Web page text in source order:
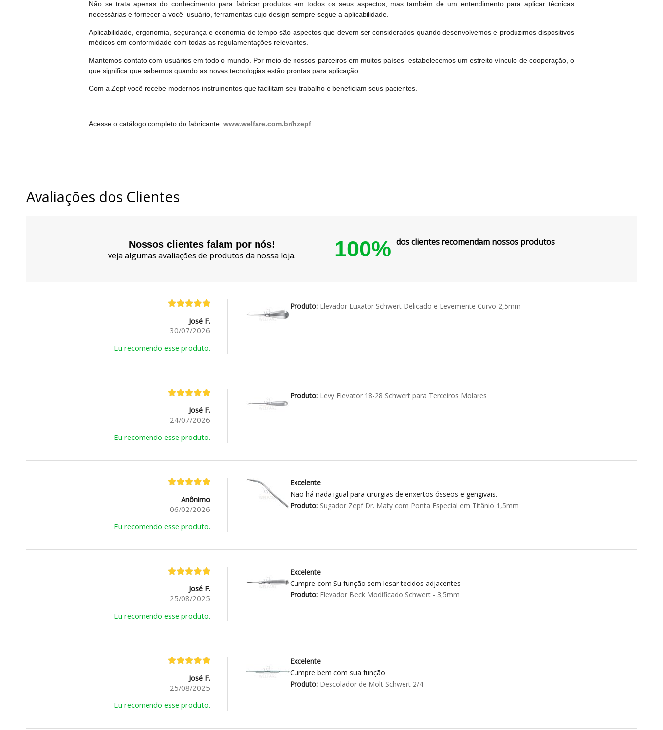
Não se trata apenas do conhecimento para fabricar produtos em todos os seus aspectos, mas também de um entendimento para aplicar técnicas
necessárias e fornecer a você, usuário, ferramentas cujo design sempre segue a aplicabilidade.
Aplicabilidade, ergonomia, segurança e economia de tempo são aspectos que devem ser considerados quando desenvolvemos e produzimos dispositivos
médicos em conformidade com todas as regulamentações relevantes.
Mantemos contato com usuários em todo o mundo. Por meio de nossos parceiros em muitos países, estabelecemos um estreito vínculo de cooperação, o
que significa que sabemos quando as novas tecnologias estão prontas para aplicação.
Com a Zepf você recebe modernos instrumentos que facilitam seu trabalho e beneficiam seus pacientes.
Acesse o catálogo completo do fabricante: www.welfare.com.br/hzepf
Avaliações dos Clientes
Nossos clientes falam por nós!
veja algumas avaliações de produtos da nossa loja.
100% dos clientes recomendam nossos produtos
José F.
30/07/2026
Eu recomendo esse produto.
Produto:Elevador Luxator Schwert Delicado e Levemente Curvo 2,5mm
José F.
24/07/2026
Eu recomendo esse produto.
Produto:Levy Elevator 18-28 Schwert para Terceiros Molares
Anônimo
06/02/2026
Eu recomendo esse produto.
Excelente
Não há nada igual para cirurgias de enxertos ósseos e gengivais.
Produto:Sugador Zepf Dr. Maty com Ponta Especial em Titânio 1,5mm
José F.
25/08/2025
Eu recomendo esse produto.
Excelente
Cumpre com Su função sem lesar tecidos adjacentes
Produto:Elevador Beck Modificado Schwert - 3,5mm
José F.
25/08/2025
Eu recomendo esse produto.
Excelente
Cumpre bem com sua função
Produto:Descolador de Molt Schwert 2/4